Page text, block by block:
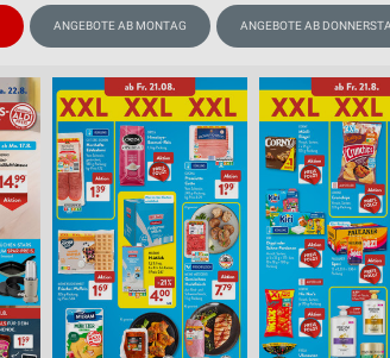
ANGEBOTE AB MONTAG ANGEBOTE AB